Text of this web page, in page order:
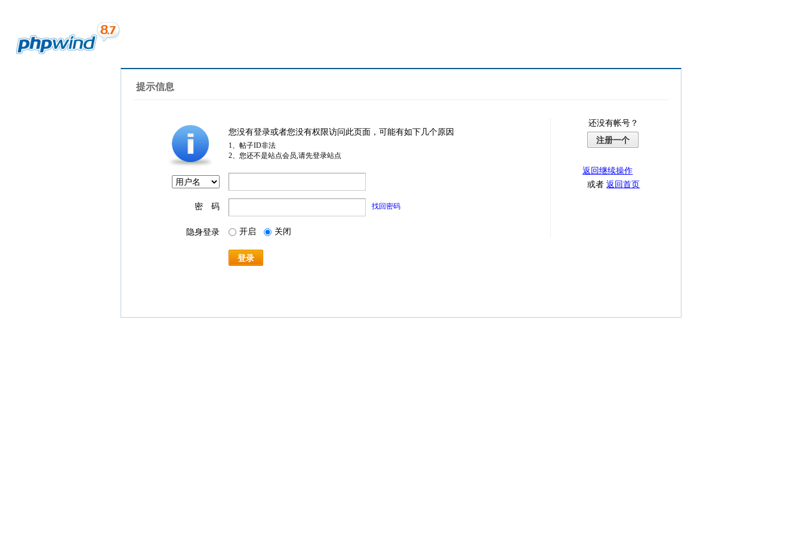
提示信息
您没有登录或者您没有权限访问此页面，可能有如下几个原因
1、帖子ID非法
2、您还不是站点会员,请先登录站点
密 码 找回密码
隐身登录 开启 关闭
登录
还没有帐号？
注册一个
返回继续操作
或者返回首页